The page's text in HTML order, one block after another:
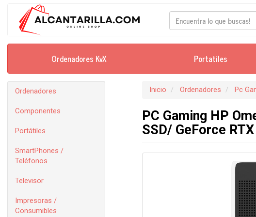
Ordenadores KvX Portatiles
Ordenadores
Componentes
Portátiles
SmartPhones /
Teléfonos
Televisor
Impresoras /
Consumibles
Inicio Ordenadores Pc
PC Gaming HP
SSD/ GeForce